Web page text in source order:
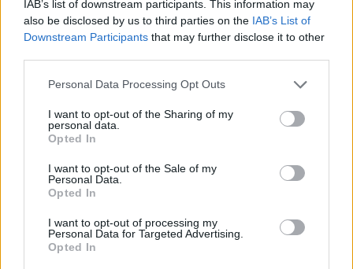
IAB’s list of downstream participants. This information may
also be disclosed by us to third parties on the IAB’s List of
Downstream Participants that may further disclose it to other
Personal Data Processing Opt Outs
I want to opt-out of the Sharing of my
personal data.
Opted In
I want to opt-out of the Sale of my
Personal Data.
Opted In
I want to opt-out of processing my
Personal Data for Targeted Advertising.
Opted In